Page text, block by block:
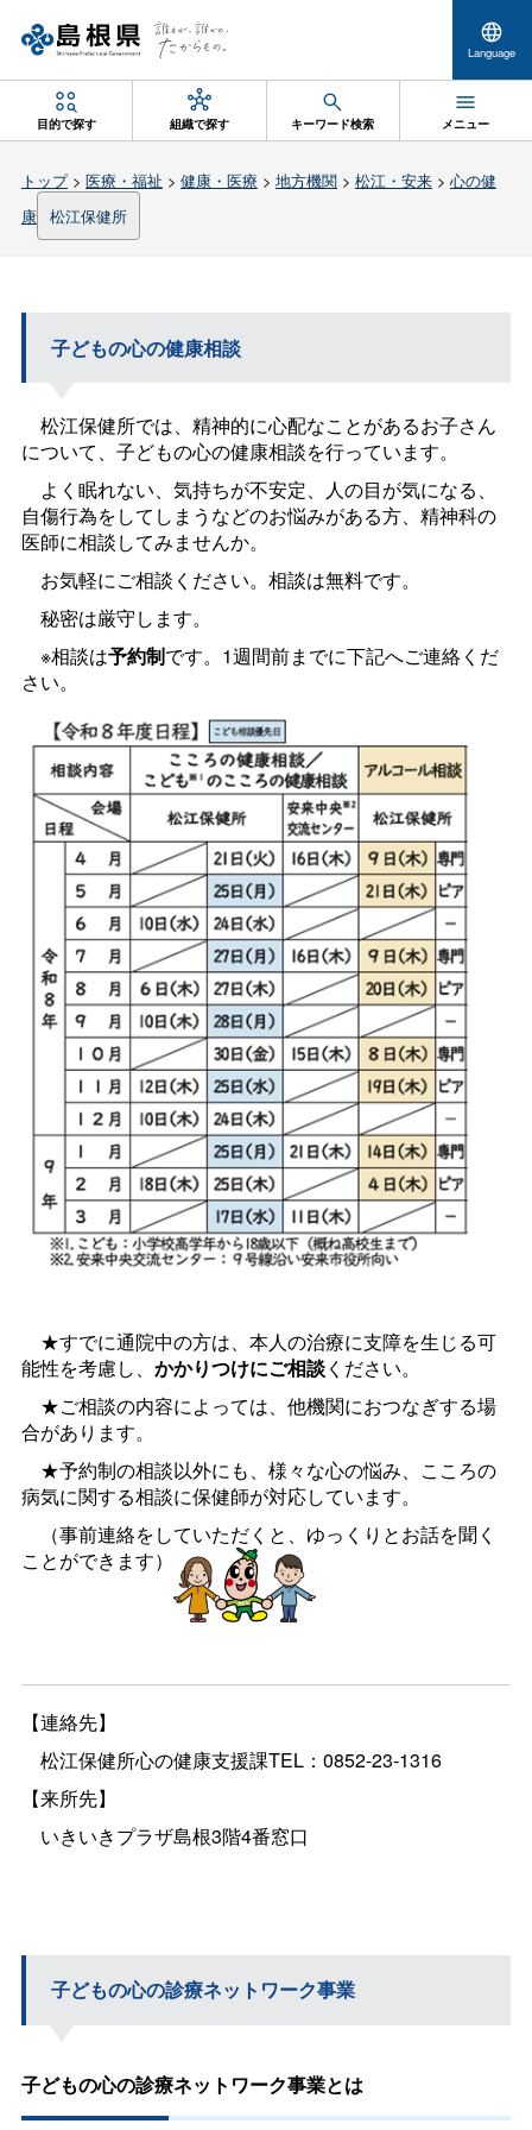
Language
目的で探す 組織で探す キーワード検索 メニュー
トップ> 医療・福祉 > 健康・医療 > 地方機関> 松江・安来> 心の健
康 松江保健所
子どもの心の健康相談
松江保健所では、精神的に心配なことがあるお子さん
について、子どもの心の健康相談を行っています。
よく眠れない、気持ちが不安定、人の目が気になる、
自傷行為をしてしまうなどのお悩みがある方、精神科の
医師に相談してみませんか。
お気軽にご相談ください。相談は無料です。
秘密は厳守します。
※相談は予約制です。1週間前までに下記へご連絡くだ
さい。
★すでに通院中の方は、本人の治療に支障を生じる可
能性を考慮し、 かかりつけにご相談ください。
★ご相談の内容によっては、他機関におつなぎする場
合があります。
★予約制の相談以外にも、様々な心の悩み、こころの
病気に関する相談に保健師が対応しています。
（事前連絡をしていただくと、ゆっくりとお話を聞く
ことができます）
【連絡先】
松江保健所心の健康支援課TEL：0852-23-1316
【来所先】
いきいきプラザ島根3階4番窓口
子どもの心の診療ネットワーク事業
子どもの心の診療ネットワーク事業とは